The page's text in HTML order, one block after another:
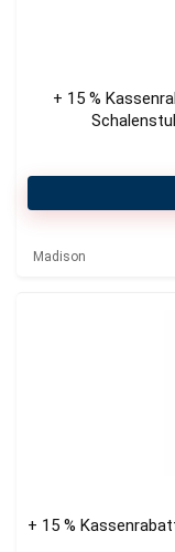
+ 15 %
Madison
+ 15 %